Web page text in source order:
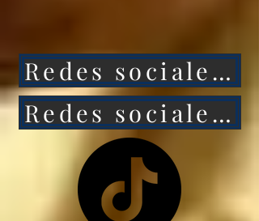
Unidos caerá aún más
rápido.
NO HAY MANERA de
que Estados Unidos
siga siendo la primera
Redes sociales 1
Redes sociales 2